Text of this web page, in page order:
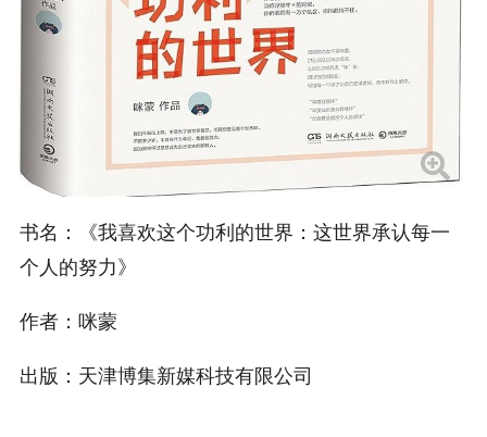
书名：《我喜欢这个功利的世界：这世界承认每一
个人的努力》
作者：咪蒙
出版：天津博集新媒科技有限公司